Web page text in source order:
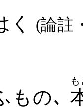
く (論註
もの､
も